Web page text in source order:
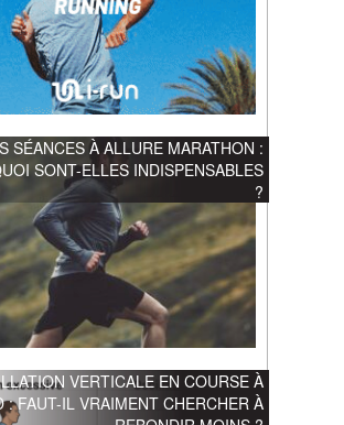
SÉANCES À ALLURE MARATHON :
SONT-ELLES INDISPENSABLES
?
VERTICALE EN COURSE À
: FAUT-IL VRAIMENT CHERCHER À